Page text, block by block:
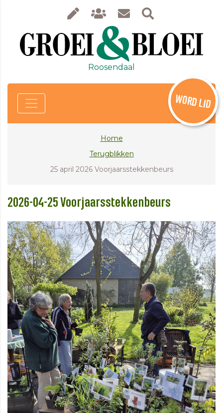
Roosendaal
WORD LID
Home
Terugblikken
25 april 2026 Voorjaarsstekkenbeurs
2026-04-25 Voorjaarsstekkenbeurs